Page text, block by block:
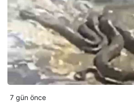
7 gün önce